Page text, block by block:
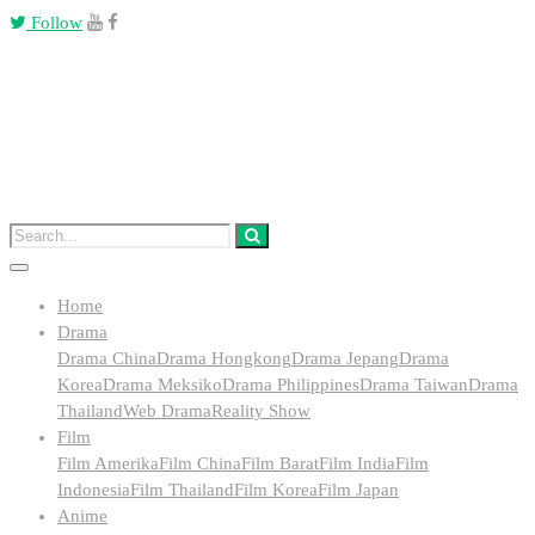
Follow
Home
Drama
Drama ChinaDrama HongkongDrama JepangDrama
KoreaDrama MeksikoDrama PhilippinesDrama TaiwanDrama
ThailandWeb DramaReality Show
Film
Film AmerikaFilm ChinaFilm BaratFilm IndiaFilm
IndonesiaFilm ThailandFilm KoreaFilm Japan
Anime